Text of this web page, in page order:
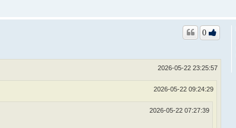
0
2026-05-22 23:25:57
2026-05-22 09:24:29
2026-05-22 07:27:39